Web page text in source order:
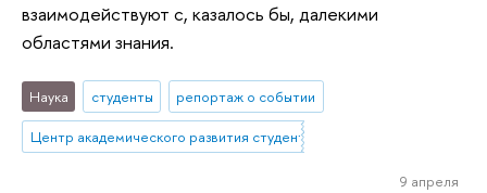
взаимодействуют с, казалось бы, далекими
областями знания.
Наука студенты репортаж о событии
Центр академического развития студентов
9 апреля